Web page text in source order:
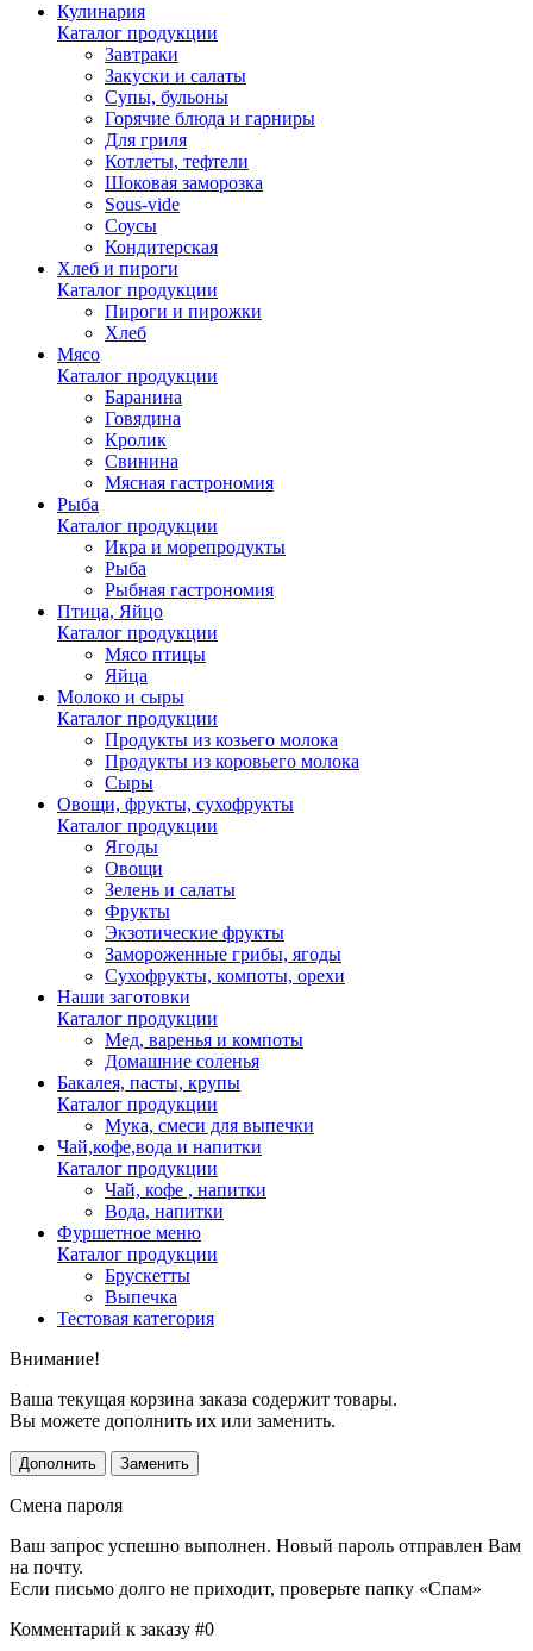
Кулинария
Каталог продукции
Завтраки
Закуски и салаты
Супы, бульоны
Горячие блюда и гарниры
Для гриля
Котлеты, тефтели
Шоковая заморозка
Sous-vide
Соусы
Кондитерская
Хлеб и пироги
Каталог продукции
Пироги и пирожки
Хлеб
Мясо
Каталог продукции
Баранина
Говядина
Кролик
Свинина
Мясная гастрономия
Рыба
Каталог продукции
Икра и морепродукты
Рыба
Рыбная гастрономия
Птица, Яйцо
Каталог продукции
Мясо птицы
Яйца
Молоко и сыры
Каталог продукции
Продукты из козьего молока
Продукты из коровьего молока
Сыры
Овощи, фрукты, сухофрукты
Каталог продукции
Ягоды
Овощи
Зелень и салаты
Фрукты
Экзотические фрукты
Замороженные грибы, ягоды
Сухофрукты, компоты, орехи
Наши заготовки
Каталог продукции
Мед, варенья и компоты
Домашние соленья
Бакалея, пасты, крупы
Каталог продукции
Мука, смеси для выпечки
Чай,кофе,вода и напитки
Каталог продукции
Чай, кофе , напитки
Вода, напитки
Фуршетное меню
Каталог продукции
Брускетты
Выпечка
Тестовая категория
Внимание!
Ваша текущая корзина заказа содержит товары.
Вы можете дополнить их или заменить.
Дополнить Заменить
Смена пароля
Ваш запрос успешно выполнен. Новый пароль отправлен Вам
на почту.
Если письмо долго не приходит, проверьте папку «Спам»
Комментарий к заказу #0